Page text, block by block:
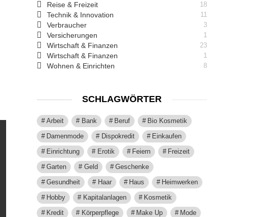
Reise & Freizeit 18
Technik & Innovation 11
Verbraucher 3
Versicherungen 1
Wirtschaft & Finanzen 23
Wirtschaft & Finanzen 1
Wohnen & Einrichten 8
SCHLAGWÖRTER
Arbeit Bank Beruf
Bio Kosmetik
Damenmode
Dispokredit
Einkaufen
Einrichtung
Erotik Feiern
Freizeit
Garten
Geld
Geschenke
Gesundheit
Haar Haus
Heimwerken
Hobby
Kapitalanlagen
Kosmetik
Kredit
Körperpflege Make Up
Mode